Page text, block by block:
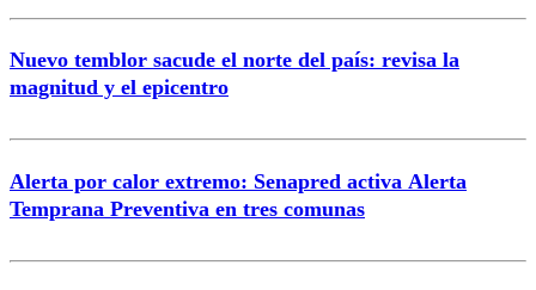
Nuevo temblor sacude el norte del país: revisa la
magnitud y el epicentro
Alerta por calor extremo: Senapred activa Alerta
Temprana Preventiva en tres comunas